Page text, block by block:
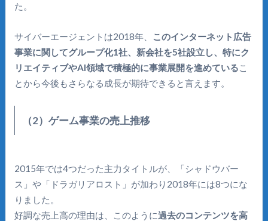
た。
サイバーエージェントは2018年、 このインターネット広告
事業に関してグループ化1社、新会社を5社設立し、特にク
リエイティブやAI領域で積極的に事業展開を進めているこ
とから今後もさらなる成長が期待できると言えます。
（2）ゲーム事業の売上推移
2015年では4つだった主力タイトルが、「シャドウバー
ス」や「ドラガリアロスト」が加わり2018年には8つにな
りました。
好調な売上高の理由は、このように過去のコンテンツを高